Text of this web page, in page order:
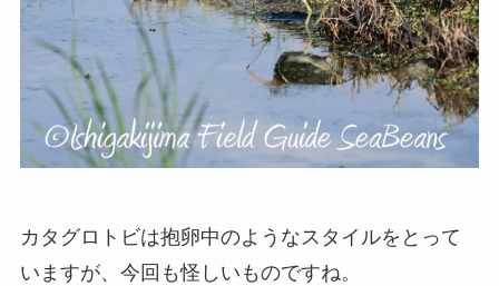
カタグロトビは抱卵中のようなスタイルをとって
いますが、今回も怪しいものですね。